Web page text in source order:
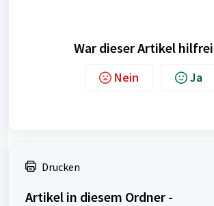
War dieser Artikel
Nein Ja
Drucken
Artikel in diesem Ordner -